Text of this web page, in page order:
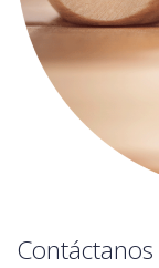
Contáctanos